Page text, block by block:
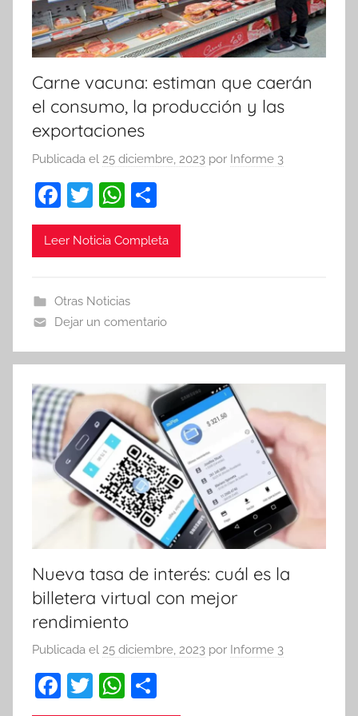
Carne vacuna: estiman que caerán
el consumo, la producción y las
exportaciones
Publicada el 25 diciembre, 2023 por Informe 3
F
a
c
b
o
o
k
T
w
itt
W
h
at
A
p
p
o
m
tir
Leer Noticia Completa
Otras Noticias
Dejar un comentario
Nueva tasa de interés: cuál es la
billetera virtual con mejor
rendimiento
Publicada el 25 diciembre, 2023 por Informe 3
F
T
W